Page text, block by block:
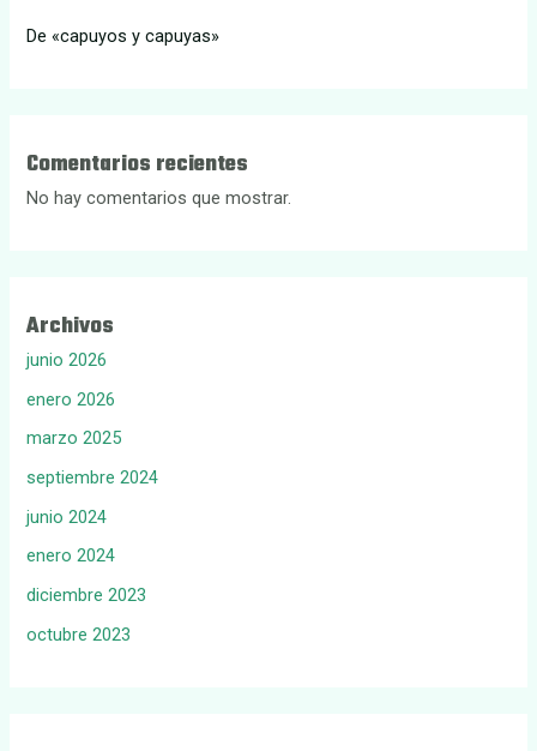
De «capuyos y capuyas»
Comentarios recientes
No hay comentarios que mostrar.
Archivos
junio 2026
enero 2026
marzo 2025
septiembre 2024
junio 2024
enero 2024
diciembre 2023
octubre 2023